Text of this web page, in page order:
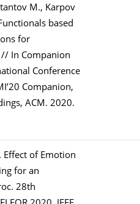
M., Karpov
based
for
In Companion
Conference
Companion,
ACM. 2020.
Effect of Emotion
for an
28th